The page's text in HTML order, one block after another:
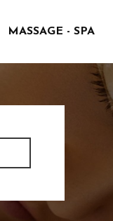
MASSAGE - SPA